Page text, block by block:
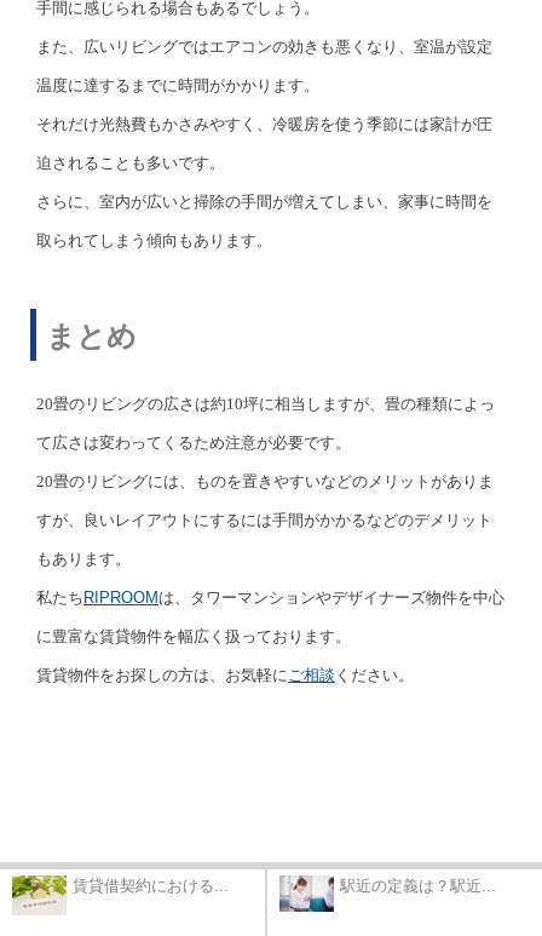
手間に感じられる場合もあるでしょう。
また、広いリビングではエアコンの効きも悪くなり、室温が設定
温度に達するまでに時間がかかります。
それだけ光熱費もかさみやすく、冷暖房を使う季節には家計が圧
迫されることも多いです。
さらに、室内が広いと掃除の手間が増えてしまい、家事に時間を
取られてしまう傾向もあります。
まとめ
20畳のリビングの広さは約10坪に相当しますが、畳の種類によっ
て広さは変わってくるため注意が必要です。
20畳のリビングには、ものを置きやすいなどのメリットがありま
すが、良いレイアウトにするには手間がかかるなどのデメリット
もあります。
私たち RIPROOM は、タワーマンションやデザイナーズ物件を中心
に豊富な賃貸物件を幅広く扱っております。
賃貸物件をお探しの方は、お気軽にご相談 ください。
賃貸借契約における... 駅近の定義は？駅近...